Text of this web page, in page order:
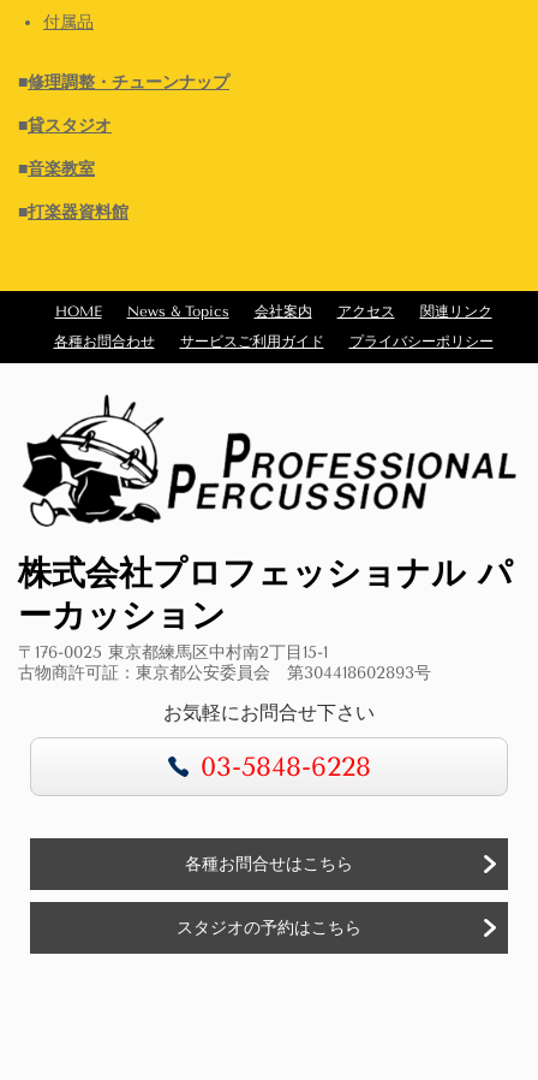
付属品
■修理調整・チューンナップ
■貸スタジオ
■音楽教室
■打楽器資料館
HOME News & Topics 会社案内 アクセス
関連リンク
各種お問合わせ
サービスご利用ガイド プライバシーポリシー
株式会社プロフェッショナル パ
ーカッション
〒176-0025 東京都練馬区中村南2丁目15-1
古物商許可証：東京都公安委員会 第304418602893号
お気軽にお問合せ下さい
03-5848-6228
各種お問合せはこちら
スタジオの予約はこちら